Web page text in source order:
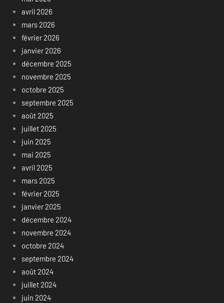
avril 2026
mars 2026
février 2026
janvier 2026
décembre 2025
novembre 2025
octobre 2025
septembre 2025
août 2025
juillet 2025
juin 2025
mai 2025
avril 2025
mars 2025
février 2025
janvier 2025
décembre 2024
novembre 2024
octobre 2024
septembre 2024
août 2024
juillet 2024
juin 2024